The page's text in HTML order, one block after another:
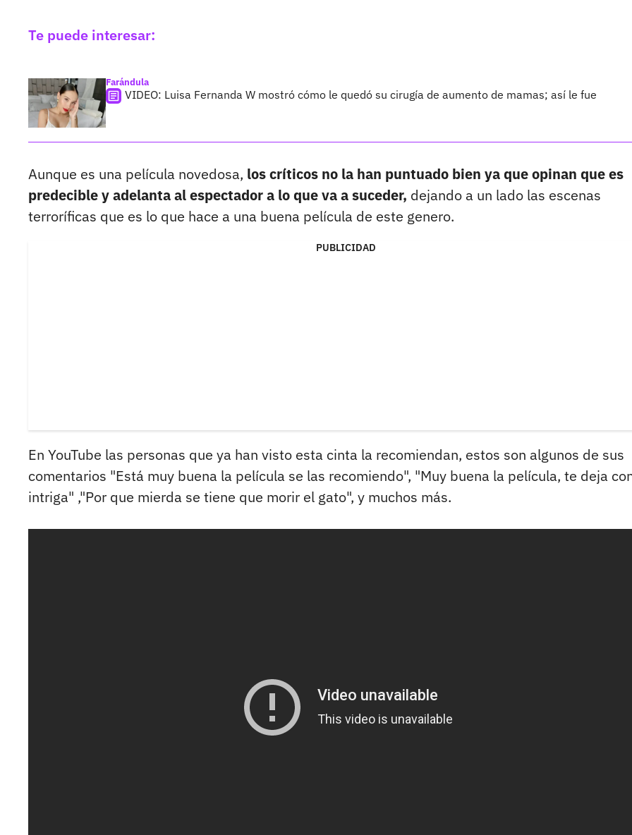
Te puede interesar:
Farándula
VIDEO: Luisa Fernanda W mostró cómo le quedó su cirugía de aumento de mamas; así le fue
Aunque es una película novedosa, los críticos no la han puntuado bien ya que opinan que es
predecible y adelanta al espectador a lo que va a suceder, dejando a un lado las escenas
terroríficas que es lo que hace a una buena película de este genero.
PUBLICIDAD
En YouTube las personas que ya han visto esta cinta la recomiendan, estos son algunos de sus
comentarios "Está muy buena la película se las recomiendo", "Muy buena la película, te deja
intriga" ,"Por que mierda se tiene que morir el gato", y muchos más.